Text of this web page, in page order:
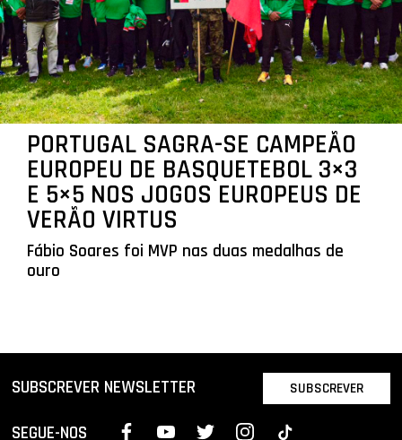
PORTUGAL SAGRA-SE CAMPEÃO
EUROPEU DE BASQUETEBOL 3×3
E 5×5 NOS JOGOS EUROPEUS DE
VERÃO VIRTUS
Fábio Soares foi MVP nas duas medalhas de
ouro
SUBSCREVER NEWSLETTER SUBSCREVER
SEGUE-NOS